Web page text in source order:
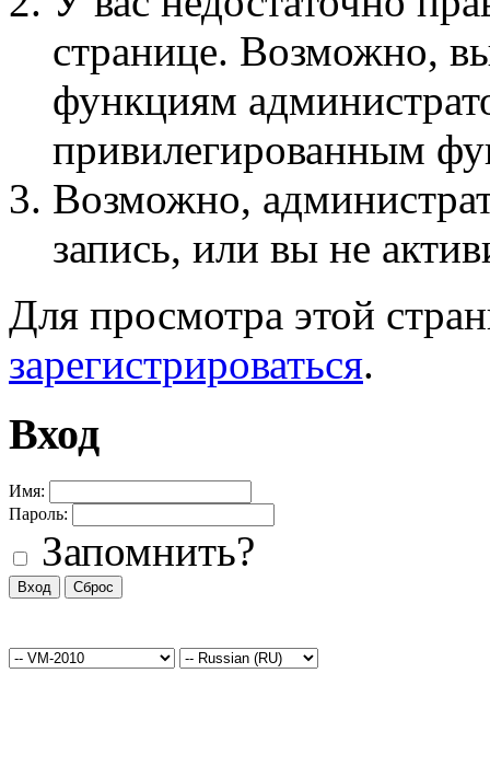
странице. Возможно,
функциям
привилегированным
Возможно,
запись, или вы не
Для просмотра этой
зарегистрироваться.
Вход
Имя:
Пароль:
Запомнить?